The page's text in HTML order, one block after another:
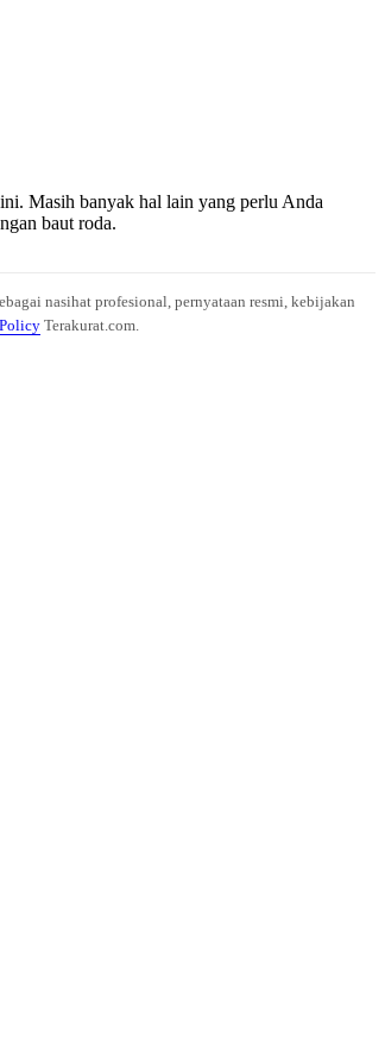
Masih banyak hal lain yang perlu Anda
baut roda.
nasihat profesional, pernyataan resmi, kebijakan
Terakurat.com.